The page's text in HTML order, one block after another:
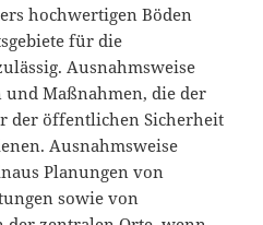
hochwertigen Böden
für die
Ausnahmsweise
und Maßnahmen, die der
der öffentlichen Sicherheit
Ausnahmsweise
Planungen von
sowie von